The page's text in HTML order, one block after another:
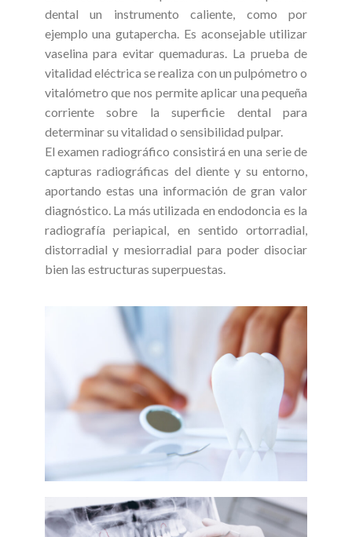
dental un instrumento caliente, como por
ejemplo una gutapercha. Es aconsejable utilizar
vaselina para evitar quemaduras. La prueba de
vitalidad eléctrica se realiza con un pulpómetro o
vitalómetro que nos permite aplicar una pequeña
corriente sobre la superficie dental para
determinar su vitalidad o sensibilidad pulpar.
El examen radiográfico consistirá en una serie de
capturas radiográficas del diente y su entorno,
aportando estas una información de gran valor
diagnóstico. La más utilizada en endodoncia es la
radiografía periapical, en sentido ortorradial,
distorradial y mesiorradial para poder disociar
bien las estructuras superpuestas.